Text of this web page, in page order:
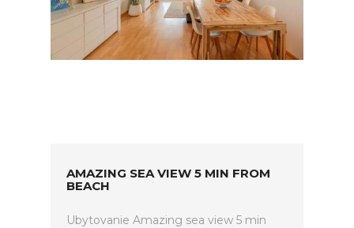
AMAZING SEA VIEW 5 MIN FROM
BEACH
Ubytovanie Amazing sea view 5 min